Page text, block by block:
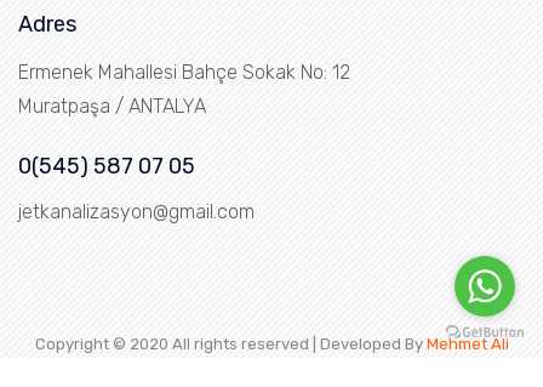
Adres
Ermenek Mahallesi Bahçe Sokak No: 12
Muratpaşa / ANTALYA
0(545) 587 07 05
jetkanalizasyon@gmail.com
Copyright © 2020 All rights reserved | Developed By Mehmet Ali